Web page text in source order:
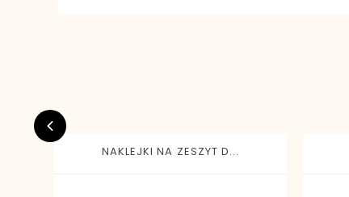
NAKLEJKI NA ZESZYT D...